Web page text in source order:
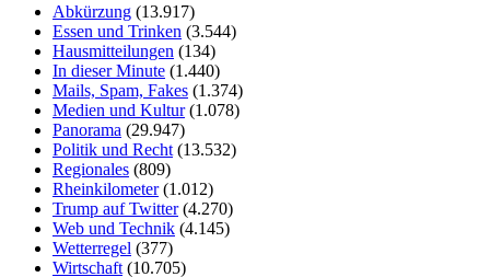
Abkürzung (13.917)
Essen und Trinken (3.544)
Hausmitteilungen (134)
In dieser Minute (1.440)
Mails, Spam, Fakes (1.374)
Medien und Kultur(1.078)
Panorama (29.947)
Politik und Recht (13.532)
Regionales (809)
Rheinkilometer(1.012)
Trump auf Twitter(4.270)
Web und Technik (4.145)
Wetterregel (377)
Wirtschaft (10.705)